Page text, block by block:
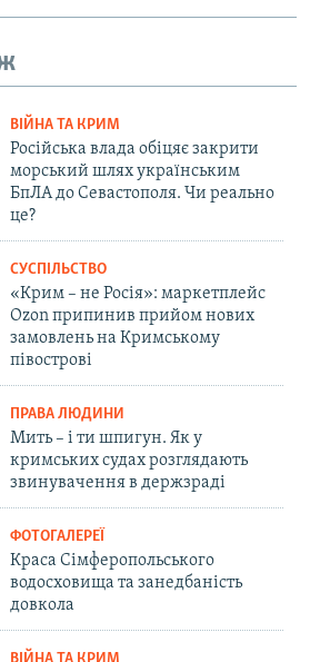
ВІЙНА ТА КРИМ
Російська влада обіцяє закрити
морський шлях українським
БпЛА до Севастополя. Чи реально
це?
СУСПІЛЬСТВО
«Крим – не Росія»: маркетплейс
Ozon припинив прийом нових
замовлень на Кримському
півострові
ПРАВА ЛЮДИНИ
Мить – і ти шпигун. Як у
кримських судах розглядають
звинувачення в держзраді
ФОТОГАЛЕРЕЇ
Краса Сімферопольського
водосховища та занедбаність
довкола